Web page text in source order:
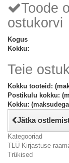
Toode
ostukorvi
Kogus
Kokku:
Teie
Kokku tooteid:
Postikulu kokku:
Kokku:
Jätka
Kategooriad
TLÜ Kirjastuse
Trükised